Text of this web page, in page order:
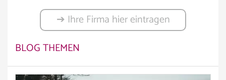
➔ Ihre Firma hier eintragen
BLOG THEMEN